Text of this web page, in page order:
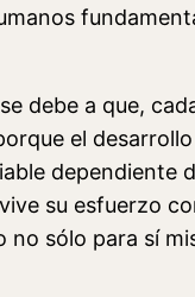
debe a que,
el
dependiente
su esfuerzo
sólo para sí